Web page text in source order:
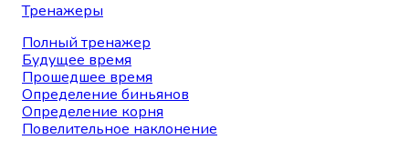
Тренажеры
Полный тренажер
Будущее время
Прошедшее время
Определение биньянов
Определение корня
Повелительное наклонение